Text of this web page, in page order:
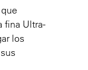
fina Ultra-
los